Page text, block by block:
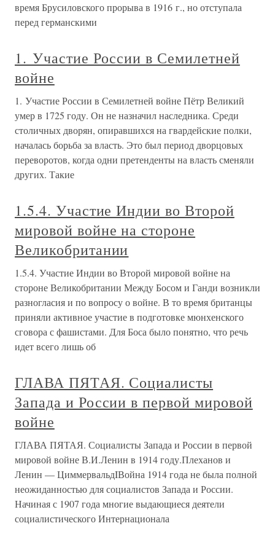
время Брусиловского прорыва в 1916 г., но отступала
перед германскими
1. Участие России в Семилетней
войне
1. Участие России в Семилетней войне Пётр Великий
умер в 1725 году. Он не назначил наследника. Среди
столичных дворян, опиравшихся на гвардейские полки,
началась борьба за власть. Это был период дворцовых
переворотов, когда одни претенденты на власть сменяли
других. Такие
1.5.4. Участие Индии во Второй
мировой войне на стороне
Великобритании
1.5.4. Участие Индии во Второй мировой войне на
стороне Великобритании Между Босом и Ганди возникли
разногласия и по вопросу о войне. В то время британцы
приняли активное участие в подготовке мюнхенского
сговора с фашистами. Для Боса было понятно, что речь
идет всего лишь об
ГЛАВА ПЯТАЯ. Социалисты
Запада и России в первой мировой
войне
ГЛАВА ПЯТАЯ. Социалисты Запада и России в первой
мировой войне В.И.Ленин в 1914 году.Плеханов и
Ленин — ЦиммервальдIВойна 1914 года не была полной
неожиданностью для социалистов Запада и России.
Начиная с 1907 года многие выдающиеся деятели
социалистического Интернационала